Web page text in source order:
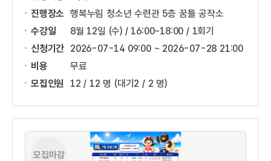
진행장소 행복누림 청소년 수련관 5층 꿈틀 공작소
수강일
8월 12일 (수) / 16:00~18:00 / 1회기
신청기간 2026-07-14 09:00 ~ 2026-07-28 21:00
비용
무료
모집인원
12 / 12 명 (대기2 / 2 명)
모집마감